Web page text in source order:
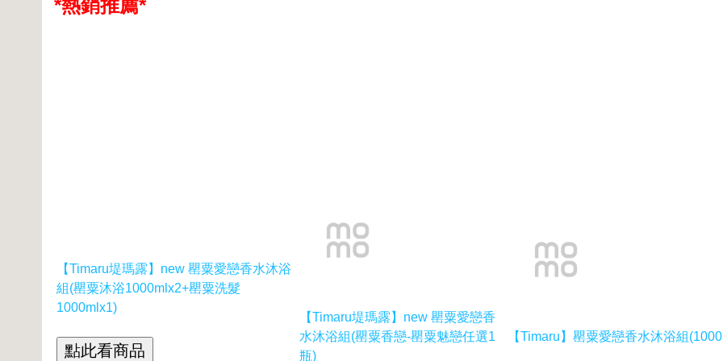
*熱銷推薦*
【Timaru堤瑪露】new 罌粟愛戀香水沐浴
組(罌粟沐浴1000mlx2+罌粟洗髮
1000mlx1)
【Timaru堤瑪露】new 罌粟愛戀香
水沐浴組(罌粟香戀-罌粟魅戀任選1
瓶)
【Timaru】罌粟愛戀香水沐浴組